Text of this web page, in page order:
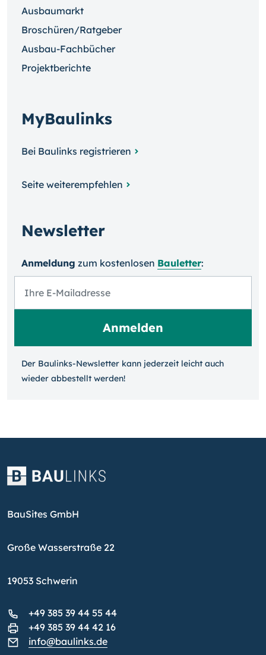
Ausbaumarkt
Broschüren/Ratgeber
Ausbau-Fachbücher
Projektberichte
MyBaulinks
Bei Baulinks registrieren
Seite weiterempfehlen
Newsletter
Anmeldung zum kosten­losen Bauletter:
Der Baulinks-Newsletter kann jeder­zeit leicht auch
wieder ab­bestellt werden!
BauSites GmbH
Große Wasserstraße 22
19053 Schwerin
+49 385 39 44 55 44
+49 385 39 44 42 16
info@baulinks.de